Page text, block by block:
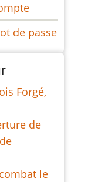
de passe
Forgé,
de
le